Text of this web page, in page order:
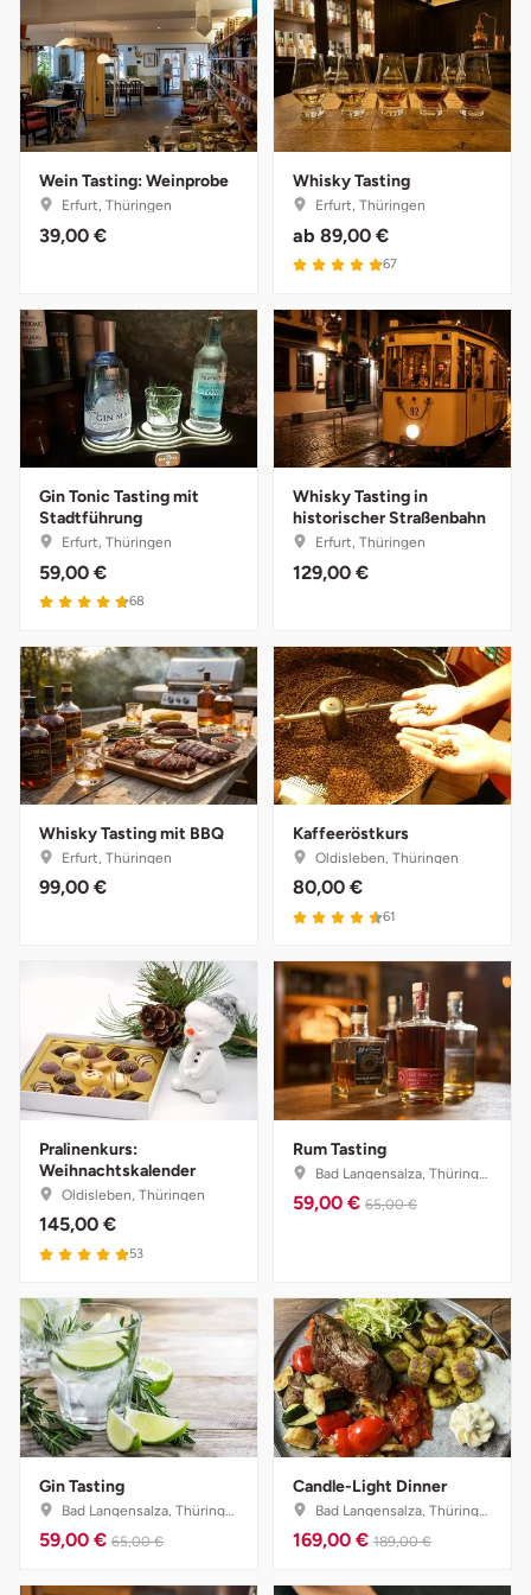
Wein Tasting: Weinprobe
Erfurt, Thüringen
39,00 €
Whisky Tasting
Erfurt, Thüringen
ab 89,00 €
4.9 von 5
67
Gin Tonic Tasting mit
Stadtführung
Erfurt, Thüringen
59,00 €
4.8 von 5
68
Whisky Tasting in
historischer Straßenbahn
Erfurt, Thüringen
129,00 €
Whisky Tasting mit BBQ
Erfurt, Thüringen
99,00 €
Kaffeeröstkurs
Oldisleben, Thüringen
80,00 €
4.6 von 5
61
Pralinenkurs:
Weihnachtskalender
Oldisleben, Thüringen
145,00 €
4.9 von 5
53
Rum Tasting
Bad Langensalza, Thüringen
59,00 € 65,00 €
Gin Tasting
Bad Langensalza, Thüringen
59,00 € 65,00 €
Candle-Light Dinner
Bad Langensalza, Thüringen
169,00 € 189,00 €
Herzogenaurach
Herzogtum Lauenburg
Homburg
Horb am Neckar
Ingolstadt
Jena
Jerichower Land
Kamp-Lintfort
Karlsruhe
Kempten
Kerken
Köln
Landkreis Rostock
Landshut
Langenselbold
Leutkirch
Ludwigslust-Parchim
Lübeck